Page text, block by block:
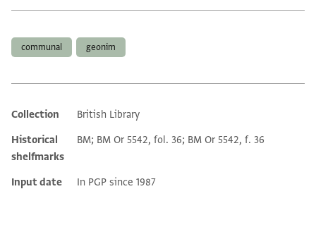
communal geonim
Additional metadata
Collection
British Library
Historical
shelfmarks
BM; BM Or 5542, fol. 36; BM Or 5542, f. 36
Input date In PGP since 1987